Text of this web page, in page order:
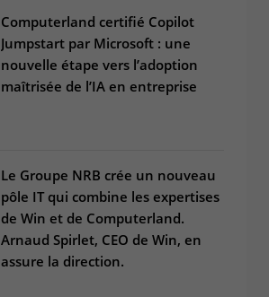
Computerland certifié Copilot
Jumpstart par Microsoft : une
nouvelle étape vers l’adoption
maîtrisée de l’IA en entreprise
Le Groupe NRB crée un nouveau
pôle IT qui combine les expertises
de Win et de Computerland.
Arnaud Spirlet, CEO de Win, en
assure la direction.